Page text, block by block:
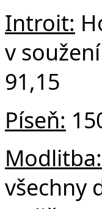
Introit:
v
91,15
Píseň:
Modlitba:
všechny